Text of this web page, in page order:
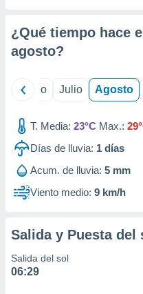
e
de
¿Qué tiempo hace
agosto?
Junio Julio Agosto
T. Media: 23°C Max.:
Días de lluvia: 1 días
Acum. de lluvia: 5 mm
Viento medio: 9 km/h
Salida y Puesta del
Salida del sol
06:29